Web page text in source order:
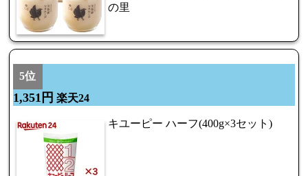
の里
5位
1,351円 楽天24
キユーピー ハーフ(400g×3セット)